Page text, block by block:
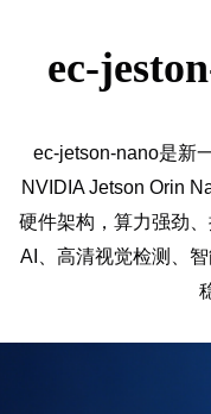
ec-
ec-jetson-nano是新
NVIDIA Jetson Orin
硬件架构，算力强劲
AI、高清视觉检测、